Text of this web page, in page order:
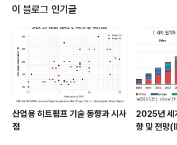
미국의 가스 생산은 연간 3% 증가할 것으로 예상되며, 이
내 수요 증가에 대응하기 위한 것으로 생산 단가가 낮은 수
이 블로그 인기글
산업용 히트펌프 기술 동향과 시사
점
2025년 세
향 및 전망